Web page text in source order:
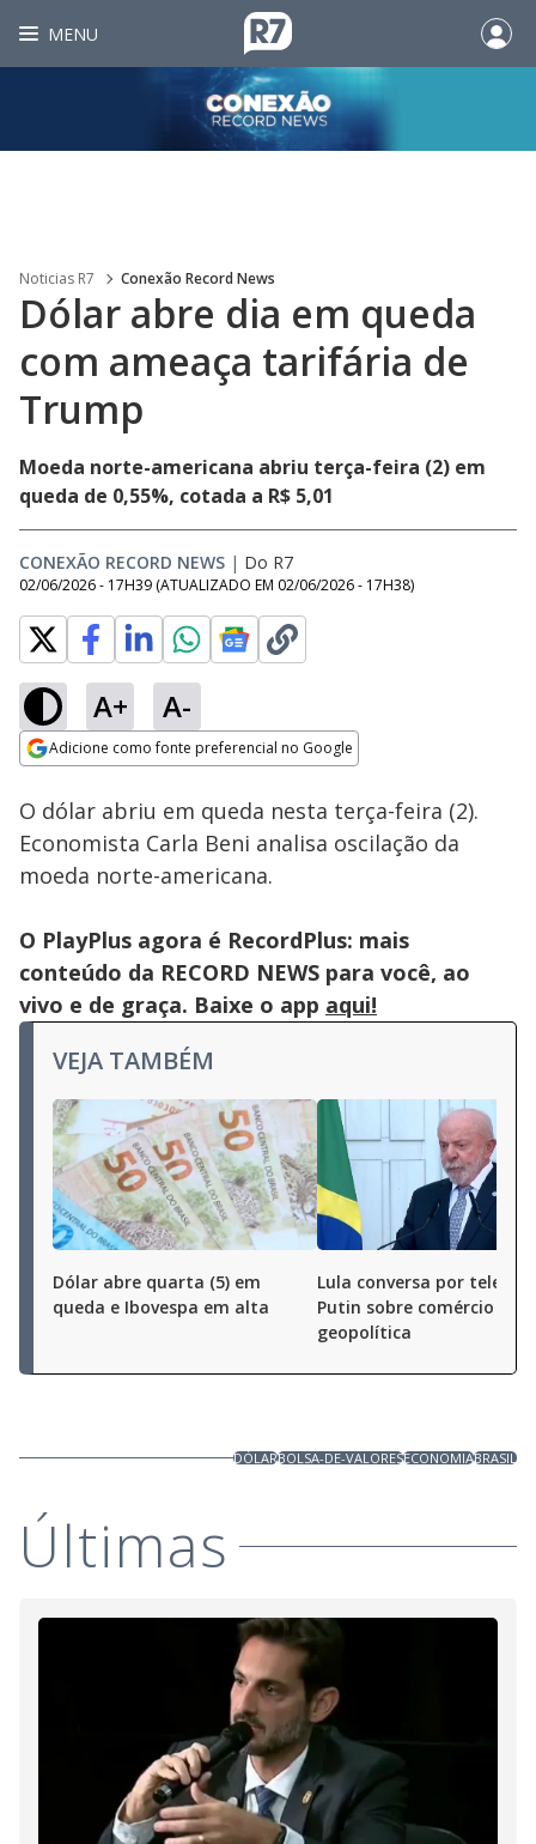
MENU
Noticias R7 Conexão Record News
Dólar abre dia em queda
com ameaça tarifária de
Trump
Moeda norte-americana abriu terça-feira (2) em
queda de 0,55%, cotada a R$ 5,01
CONEXÃO RECORD NEWS | Do R7
02/06/2026 - 17H39 (ATUALIZADO EM 02/06/2026 - 17H38)
A+ A-
Adicione como fonte preferencial no Google
Ativar
100.00%
O dólar abriu em queda nesta terça-feira (2).
Economista Carla Beni analisa oscilação da
moeda norte-americana.
O PlayPlus agora é RecordPlus: mais
conteúdo da RECORD NEWS para você, ao
vivo e de graça. Baixe o app aqui!
VEJA TAMBÉM
Dólar abre quarta (5) em
queda e Ibovespa em alta
Lula conversa por
Putin sobre comércio e
geopolítica
DÓLARBOLSA-DE-VALORESECONOMIABRASIL
Últimas